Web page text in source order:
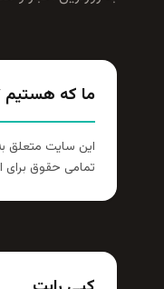
ما که هستیم
این سایت متعلق
تمامی حقوق